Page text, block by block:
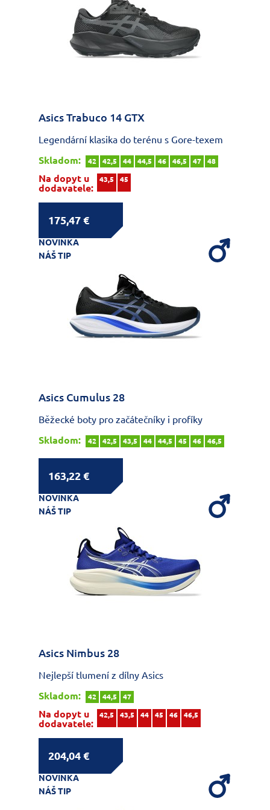
Asics Trabuco 14 GTX
Legendární klasika do terénu s Gore-texem
Skladom:
42 42,5 44 44,5 46 46,5 47 48
Na dopyt u
dodavatele:
43,5 45
175,47 €
NOVINKA
NÁŠ TIP
Asics Cumulus 28
Běžecké boty pro začátečníky i profíky
Skladom:
42 42,5 43,5 44 44,5 45 46 46,5
163,22 €
NOVINKA
NÁŠ TIP
Asics Nimbus 28
Nejlepší tlumení z dílny Asics
Skladom:
42 44,5 47
Na dopyt u
dodavatele:
42,5 43,5 44 45 46 46,5
204,04 €
NOVINKA
NÁŠ TIP